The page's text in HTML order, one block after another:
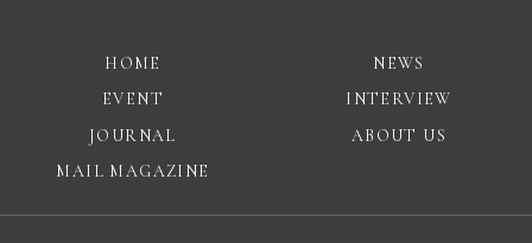
HOME
NEWS
EVENT
INTERVIEW
JOURNAL
ABOUT US
MAIL MAGAZINE